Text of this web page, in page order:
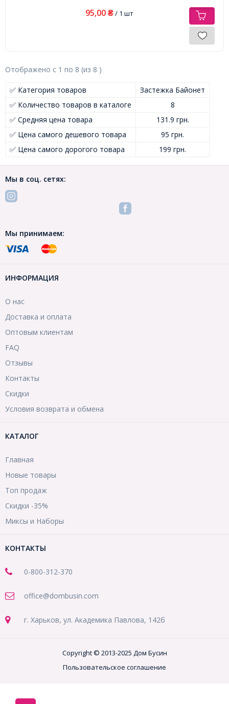
95,00 ₴/ 1 шт
Отображено с 1 по 8 (из 8 )
✅ Категория товаров
Застежка Байонет
✅ Количество товаров в каталоге
8
✅ Средняя цена товара
131.9 грн.
✅ Цена самого дешевого товара
95 грн.
✅ Цена самого дорогого товара
199 грн.
Мы в соц. сетях:
Мы принимаем:
ИНФОРМАЦИЯ
О нас
Доставка и оплата
Оптовым клиентам
FAQ
Отзывы
Контакты
Скидки
Условия возврата и обмена
КАТАЛОГ
Главная
Новые товары
Топ продаж
Скидки -35%
Миксы и Наборы
КОНТАКТЫ
0-800-312-370
office@dombusin.com
г. Харьков, ул. Академика Павлова, 142б
Copyright © 2013-2025 Дом Бусин
Пользовательское соглашение